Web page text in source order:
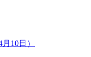
10日）